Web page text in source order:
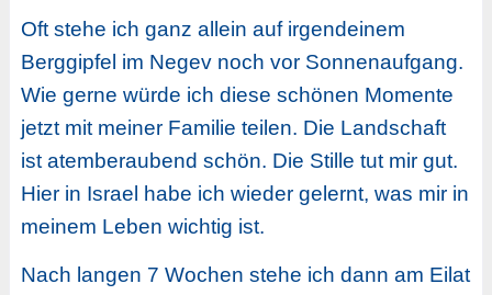
Oft stehe ich ganz allein auf irgendeinem
Berggipfel im Negev noch vor Sonnenaufgang.
Wie gerne würde ich diese schönen Momente
jetzt mit meiner Familie teilen. Die Landschaft
ist atemberaubend schön. Die Stille tut mir gut.
Hier in Israel habe ich wieder gelernt, was mir in
meinem Leben wichtig ist.
Nach langen 7 Wochen stehe ich dann am Eilat